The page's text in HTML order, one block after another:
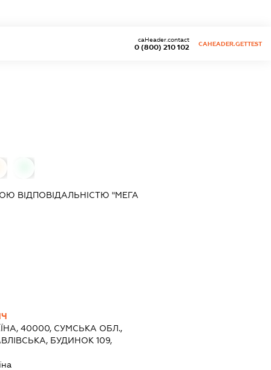
0 (800) 210 102
caHeader.contact
CAHEADER.GETTEST
ВІДПОВІДАЛЬНІСТЮ "МЕГА
40000, СУМСЬКА ОБЛ.,
БУДИНОК 109,